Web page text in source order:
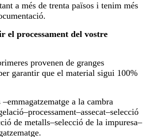
a més de trenta països i tenim més
el processament del vostre
provenen de granges
garantir que el material sigui 100%
a la cambra
de metalls–selecció de la impuresa–